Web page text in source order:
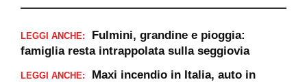
LEGGI ANCHE:
Fulmini, grandine e pioggia:
famiglia resta intrappolata sulla seggiovia
LEGGI ANCHE:
Maxi incendio in Italia, auto in